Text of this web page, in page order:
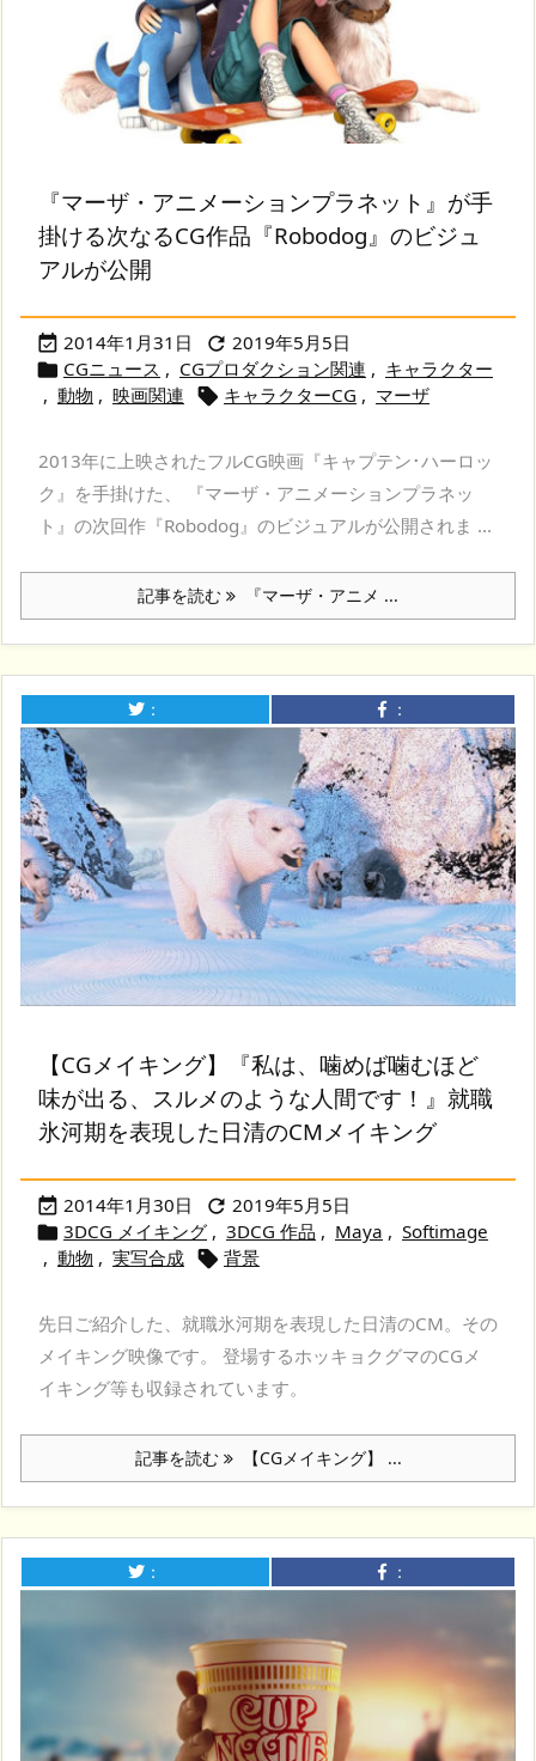
『マーザ・アニメーションプラネット』が手
掛ける次なるCG作品『Robodog』のビジュ
アルが公開
 2014年1月31日  2019年5月5日
 CGニュース , CGプロダクション関連 , キャラクター
, 動物 , 映画関連  キャラクターCG , マーザ
2013年に上映されたフルCG映画『キャプテン･ハーロッ
ク』を手掛けた、 『マーザ・アニメーションプラネッ
ト』の次回作『Robodog』のビジュアルが公開されま ...
記事を読む 『マーザ・アニメ ...
： ：
【CGメイキング】『私は、噛めば噛むほど
味が出る、スルメのような人間です！』就職
氷河期を表現した日清のCMメイキング
 2014年1月30日  2019年5月5日
 3DCG メイキング , 3DCG 作品 , Maya , Softimage
, 動物 , 実写合成  背景
先日ご紹介した、就職氷河期を表現した日清のCM。その
メイキング映像です。 登場するホッキョクグマのCGメ
イキング等も収録されています。
記事を読む 【CGメイキング】 ...
： ：